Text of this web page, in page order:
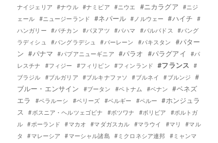
ナイジェリア #ナウル #ナミビア #ニウエ #ニカラグア #ニジ
ェール #ニュージーランド #ネパール #ノルウェー #ハイチ
#
ハンガリー #バチカン #バヌアツ #バハマ #バルバドス
#バング
ラディシュ
#バングラデシュ #バーレーン #パキスタン
#パター
ン #パナマ #パプアニューギニア #パラオ #パラグアイ
#パ
レスチナ
#フィジー #フィリピン #フィンランド #フランス
#
ブラジル #ブルガリア #ブルキナファソ #ブルネイ #ブルンジ
#
ブルー・エンサイン
#ブータン #ベトナム #ベナン
#ベネズ
エラ
#ベラルーシ #ベリーズ #ベルギー #ペルー
#ホンジュラ
ス
#ボスニア・ヘルツェゴビナ #ボツワナ #ボリビア
#ポルトガ
ル #ポーランド #マカオ #マダガスカル #マラウイ #マリ
#マル
タ
#マレーシア #マーシャル諸島 #ミクロネシア連邦 #ミャンマ